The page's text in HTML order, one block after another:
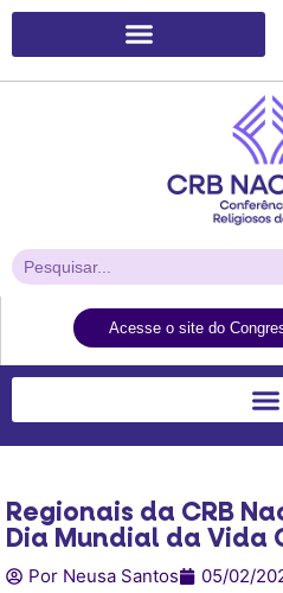
Acesse o site do
Regionais da CRB
Dia Mundial da Vida
Por Neusa Santos 05/02/